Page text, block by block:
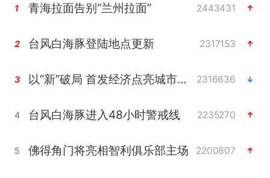
1 青海拉面告别“兰州拉面” 2443431
2 台风白海豚登陆地点更新 2317153
3 以“新”破局 首发经济点亮城市消费活力 2316636
4 台风白海豚进入48小时警戒线 2235270
5 佛得角门将亮相智利俱乐部主场 2200807